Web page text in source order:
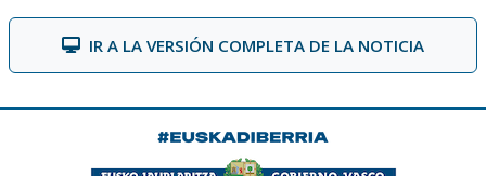
IR A LA VERSIÓN COMPLETA DE LA NOTICIA